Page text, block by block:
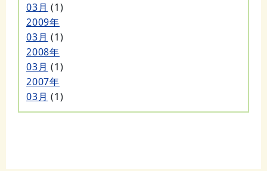
03月 (1)
2009年
03月 (1)
2008年
03月 (1)
2007年
03月 (1)